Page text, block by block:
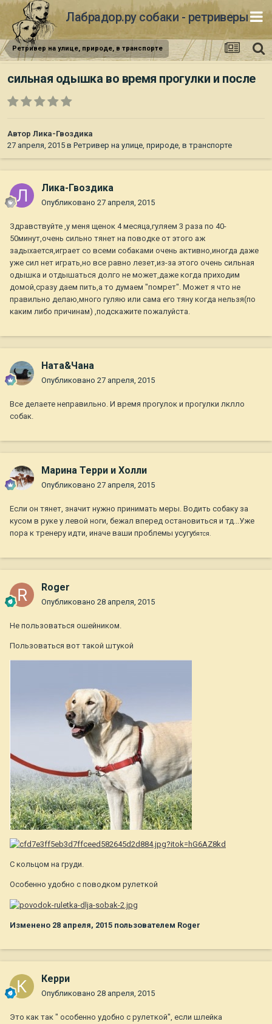
Лабрадор.ру собаки - ретриверы
Ретривер на улице, природе, в транспорте
сильная одышка во время прогулки и после
Автор Лика-Гвоздика
27 апреля, 2015 в Ретривер на улице, природе, в транспорте
Лика-Гвоздика
Опубликовано 27 апреля, 2015
Здравствуйте ,у меня щенок 4 месяца,гуляем 3 раза по 40-
50минут,очень сильно тянет на поводке от этого аж
задыхается,играет со всеми собаками очень активно,иногда даже
уже сил нет играть,но все равно лезет,из-за этого очень сильная
одышка и отдышаться долго не может,даже когда приходим
домой,сразу даем пить,а то думаем "помрет". Может я что не
правильно делаю,много гуляю или сама его тяну когда нельзя(по
каким либо причинам) ,подскажите пожалуйста.
Ната&Чана
Опубликовано 27 апреля, 2015
Все делаете неправильно. И время прогулок и прогулки лклло
собак.
Марина Терри и Холли
Опубликовано 27 апреля, 2015
Если он тянет, значит нужно принимать меры. Водить собаку за
кусом в руке у левой ноги, бежал вперед остановиться и тд...Уже
пора к тренеру идти, иначе ваши проблемы усугубятся.
Roger
Опубликовано 28 апреля, 2015
Не пользоваться ошейником.
Пользоваться вот такой штукой
С кольцом на груди.
Особенно удобно с поводком рулеткой
Изменено 28 апреля, 2015 пользователем Roger
Керри
Опубликовано 28 апреля, 2015
Это как так " особенно удобно с рулеткой", если шлейка